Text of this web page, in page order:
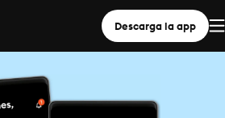
Descarga la app